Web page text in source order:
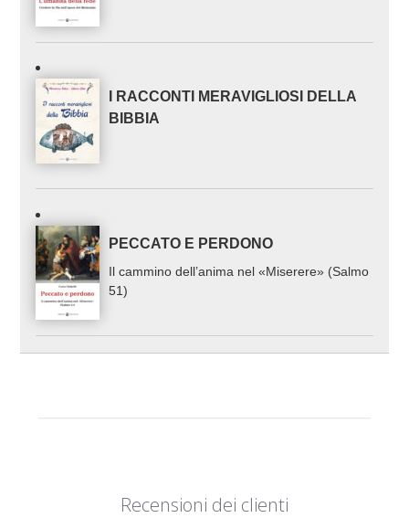
I RACCONTI MERAVIGLIOSI DELLA
BIBBIA
PECCATO E PERDONO
Il cammino dell’anima nel «Miserere» (Salmo
51)
Recensioni dei clienti